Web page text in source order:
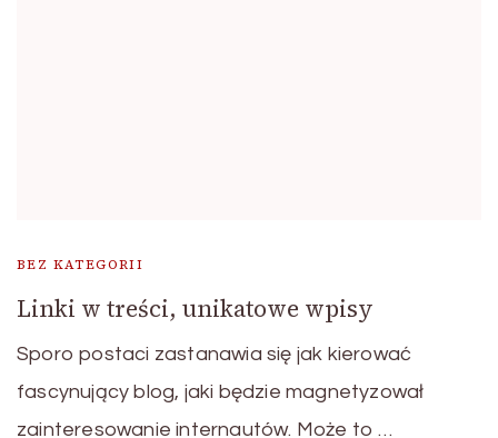
BEZ KATEGORII
Linki w treści, unikatowe wpisy
Sporo postaci zastanawia się jak kierować
fascynujący blog, jaki będzie magnetyzował
zainteresowanie internautów. Może to …